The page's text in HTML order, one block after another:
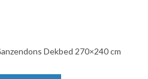
Dekbed 270×240 cm